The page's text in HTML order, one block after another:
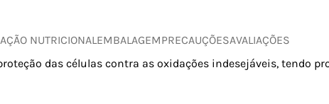
NUTRICIONAL EMBALAGEMPRECAUÇÕESAVALIAÇÕES
das células contra as oxidações indesejáveis, tendo